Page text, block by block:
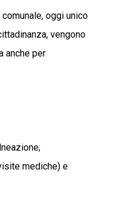
oggi unico
vengono
anche per
mediche) e